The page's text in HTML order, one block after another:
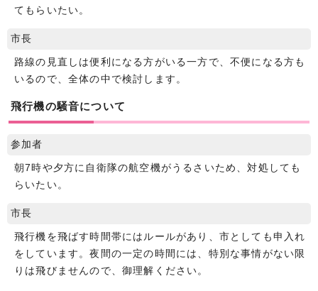
てもらいたい。
市長
路線の見直しは便利になる方がいる一方で、不便になる方も
いるので、全体の中で検討します。
飛行機の騒音について
参加者
朝7時や夕方に自衛隊の航空機がうるさいため、対処しても
らいたい。
市長
飛行機を飛ばす時間帯にはルールがあり、市としても申入れ
をしています。夜間の一定の時間には、特別な事情がない限
りは飛びませんので、御理解ください。